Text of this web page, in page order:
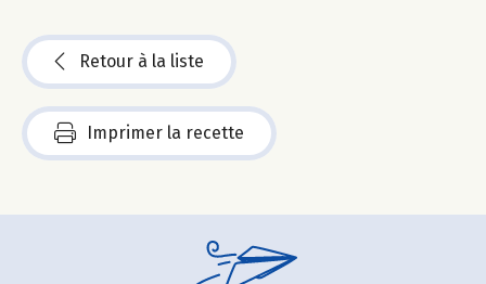
Retour à la liste
Imprimer la recette